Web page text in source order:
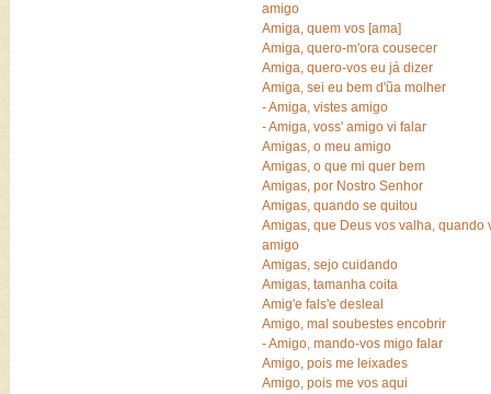
amigo
Amiga, quem vos [ama]
Amiga, quero-m'ora cousecer
Amiga, quero-vos eu já dizer
Amiga, sei eu bem d'ũa molher
- Amiga, vistes amigo
- Amiga, voss' amigo vi falar
Amigas, o meu amigo
Amigas, o que mi quer bem
Amigas, por Nostro Senhor
Amigas, quando se quitou
Amigas, que Deus vos valha, quando
amigo
Amigas, sejo cuidando
Amigas, tamanha coita
Amig'e fals'e desleal
Amigo, mal soubestes encobrir
- Amigo, mando-vos migo falar
Amigo, pois me leixades
Amigo, pois me vos aqui